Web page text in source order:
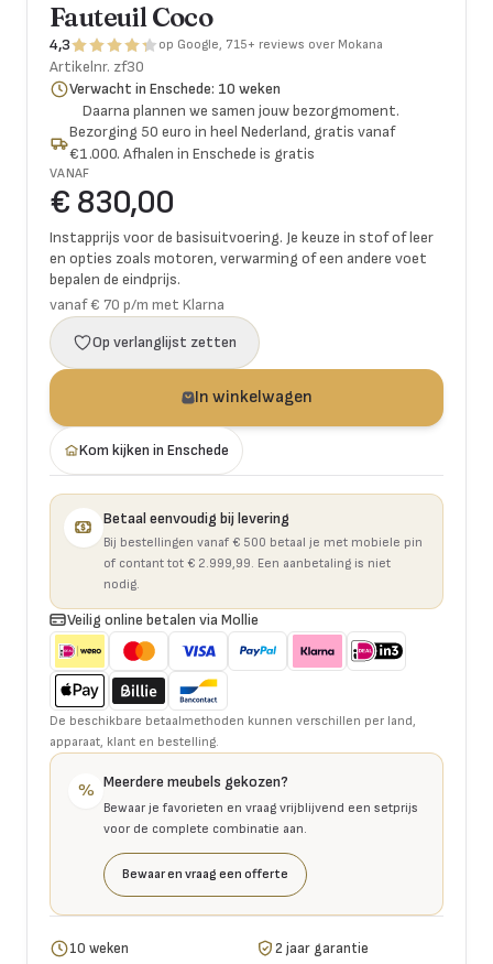
Fauteuil Coco
4,3 op Google, 715+ reviews over Mokana
Artikelnr. zf30
Verwacht in Enschede: 10 weken
Daarna plannen we samen jouw bezorgmoment.
Bezorging 50 euro in heel Nederland, gratis vanaf
€1.000. Afhalen in Enschede is gratis
VANAF
€ 830,00
Instapprijs voor de basisuitvoering. Je keuze in stof of leer
en opties zoals motoren, verwarming of een andere voet
bepalen de eindprijs.
vanaf € 70 p/m met Klarna
Op verlanglijst zetten
In winkelwagen
Kom kijken in Enschede
Betaal eenvoudig bij levering
Bij bestellingen vanaf € 500 betaal je met mobiele pin
of contant tot € 2.999,99. Een aanbetaling is niet
nodig.
Veilig online betalen via Mollie
De beschikbare betaalmethoden kunnen verschillen per land,
apparaat, klant en bestelling.
% Meerdere meubels gekozen?
Bewaar je favorieten en vraag vrijblijvend een setprijs
voor de complete combinatie aan.
Bewaar en vraag een offerte
10 weken
2 jaar garantie